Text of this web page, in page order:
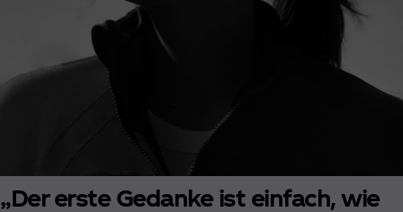
„Der erste Gedanke ist einfach, wie